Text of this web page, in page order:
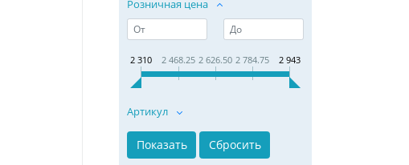
Розничная цена
2 310 2 468.25 2 626.50 2 784.75 2 943
Артикул